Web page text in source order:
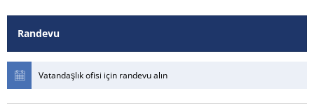
Randevu
Vatandaşlık ofisi için randevu alın